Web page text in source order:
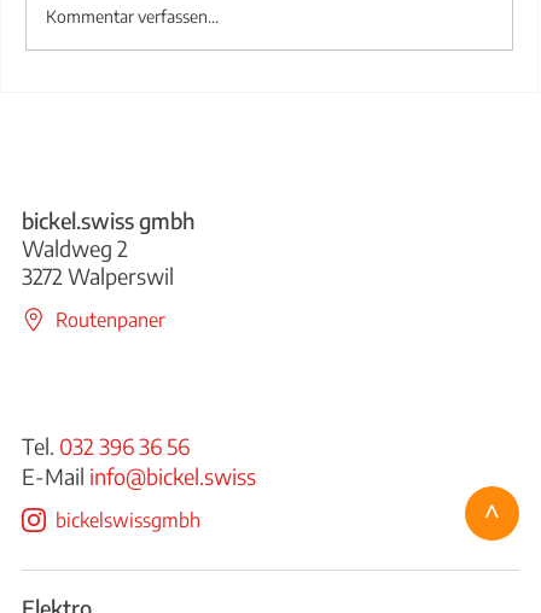
Treppengeländer aus Stahl
Kommentar verfassen...
bickel.swiss gmbh
Waldweg 2
3272 Walperswil
Routenpaner
Tel. 032 396 36 56
E-Mail info@bickel.swiss
bickelswissgmbh
Elektro
^